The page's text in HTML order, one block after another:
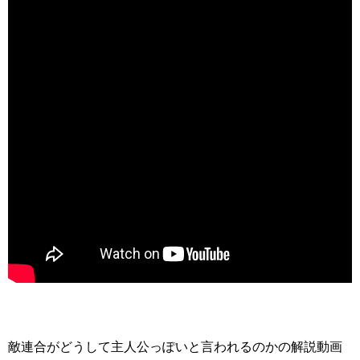
敵連合がどうして主人公っぽいと言われるのかの解説動画